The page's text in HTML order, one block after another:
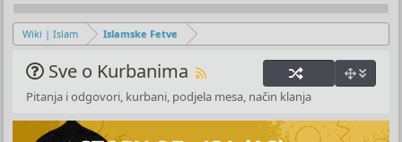
Wiki | Islam Islamske Fetve
Sve o Kurbanima
Pitanja i odgovori, kurbani, podjela mesa, način klanja